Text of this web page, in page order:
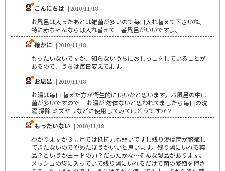
こんにちは | 2010/11/18
お風呂は入ったあとは雑菌が多いので毎日入れ替えて下さいね。
特に赤ちゃんならば入れ替えて一番風呂がいいですよ。
確かに | 2010/11/18
もったいないですが、知らないうちにおしっこをしていることが
あるので、うちは毎日変えてます。
お風呂 | 2010/11/18
お湯は毎日 替えた方が衛生的に良いかと思います。お風呂の中は
菌が多いですので… お湯が 勿体ないと思われてましたら毎日の洗
濯 掃除 ミズヤリなどに使用してみてはどうですか？
もったいない | 2010/11/18
わかりますが３ヵ月では抵抗力も弱いですし残り湯は菌が繁殖し
てきたないのでやめたほうがいいと思います。残り湯にいれる薬
品？というかヨードの力？だったかな…そんな製品があります。
メッシュの袋に入っていて残り湯にいれるだけで菌の繁殖を押さ